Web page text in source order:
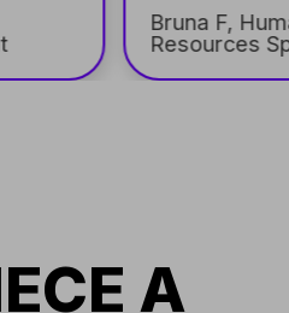
Bruna F,
Resources
A